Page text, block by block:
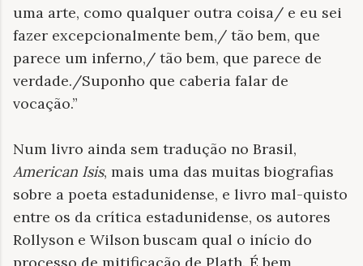
uma arte, como qualquer outra coisa/ e eu sei
fazer excepcionalmente bem,/ tão bem, que
parece um inferno,/ tão bem, que parece de
verdade./Suponho que caberia falar de
vocação.”
Num livro ainda sem tradução no Brasil,
American Isis, mais uma das muitas biografias
sobre a poeta estadunidense, e livro mal-quisto
entre os da crítica estadunidense, os autores
Rollyson e Wilson buscam qual o início do
processo de mitificação de Plath. É bem